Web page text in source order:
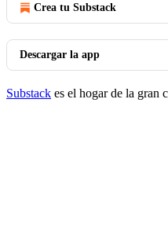
Crea tu Substack
Descargar la app
Substack es el hogar de la gran